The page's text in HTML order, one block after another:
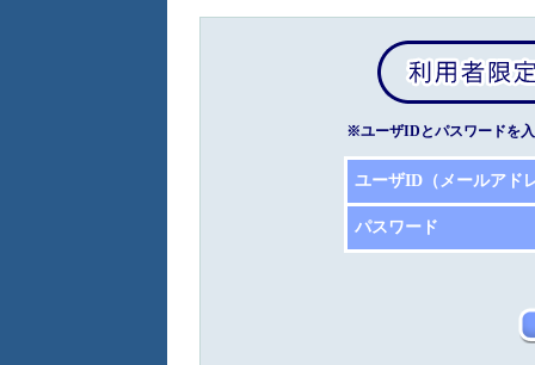
※ユーザIDとパスワードを
ユーザID（メールアド
パスワード